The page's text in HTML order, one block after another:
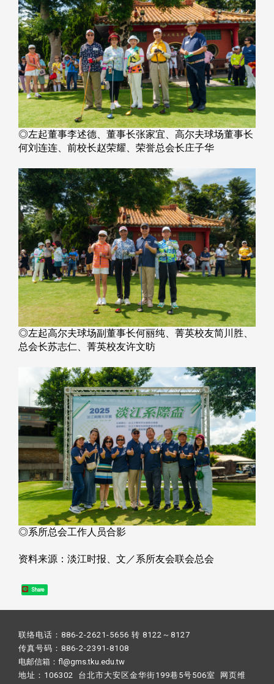
◎左起董事李述德、董事长张家宜、高尔夫球场董事长
何刘连连、前校长赵荣耀、荣誉总会长庄子华
◎左起高尔夫球场副董事长何丽纯、菁英校友简川胜、
总会长苏志仁、菁英校友许文昉
◎系所总会工作人员合影
资料来源：淡江时报、文／系所友会联会总会
Share
联络电话：886-2-2621-5656 转 8122～8127
传真号码：886-2-2391-8108
电邮信箱：fl@gms.tku.edu.tw
地址：106302 台北市大安区金华街199巷5号506室 网页维